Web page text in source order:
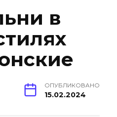
в
ОПУБЛИКОВАНО
15.02.2024